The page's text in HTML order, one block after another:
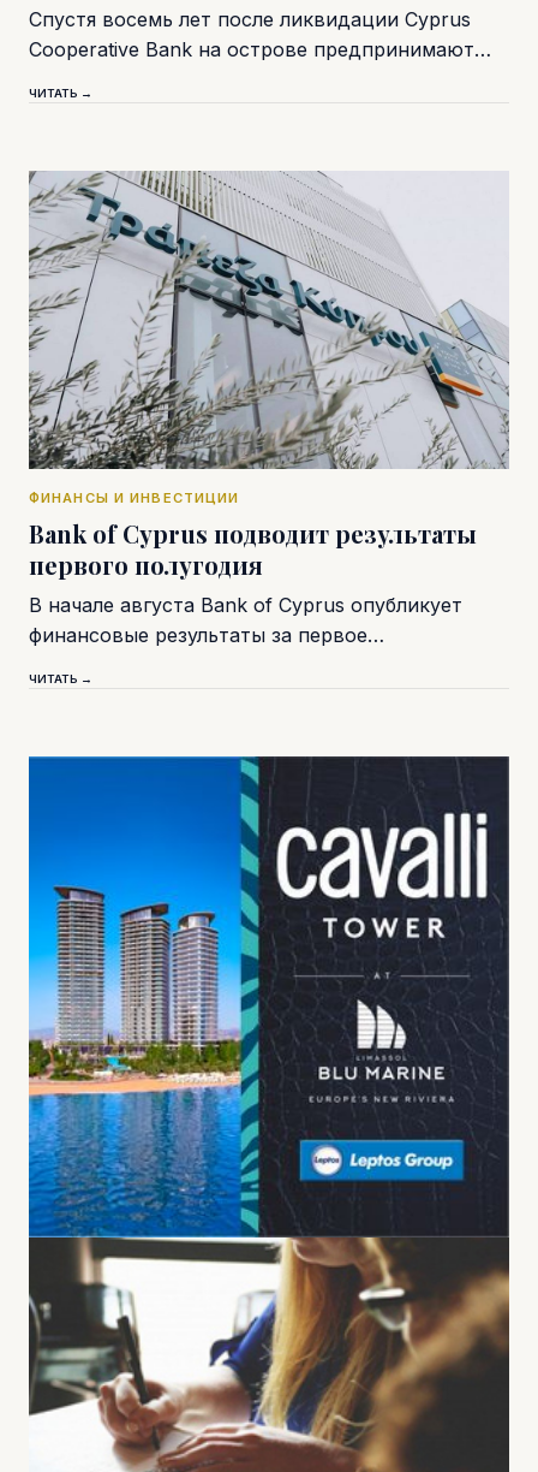
Спустя восемь лет после ликвидации Cyprus
Cooperative Bank на острове предпринимают…
ЧИТАТЬ →
ФИНАНСЫ И ИНВЕСТИЦИИ
Bank of Cyprus подводит результаты
первого полугодия
В начале августа Bank of Cyprus опубликует
финансовые результаты за первое…
ЧИТАТЬ →